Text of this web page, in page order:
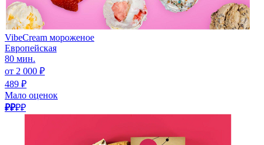
VibeCream мороженое
Европейская
80 мин.
от 2 000 ₽
489 ₽
Мало оценок
₽₽₽₽